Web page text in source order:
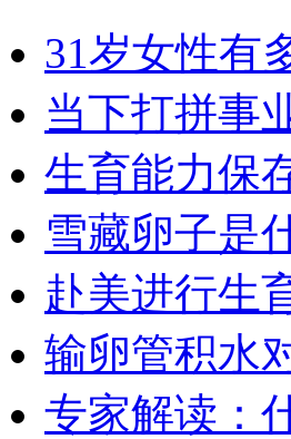
31岁女性有
当下打拼事
生育能力保
雪藏卵子是
赴美进行生
输卵管积水
专家解读：